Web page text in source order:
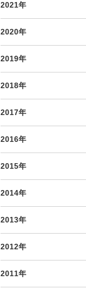
2021年
2020年
2019年
2018年
2017年
2016年
2015年
2014年
2013年
2012年
2011年